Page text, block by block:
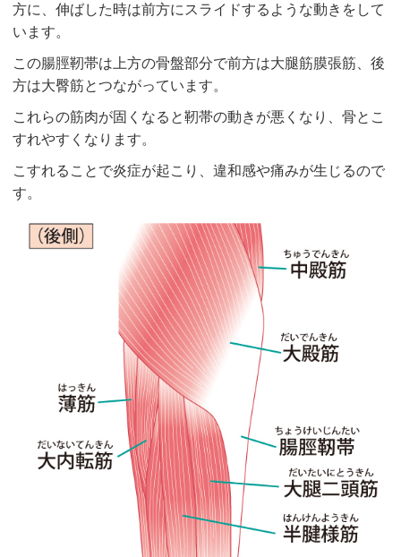
方に、伸ばした時は前方にスライドするような動きをして
います。
この腸脛靭帯は上方の骨盤部分で前方は大腿筋膜張筋、後
方は大臀筋とつながっています。
これらの筋肉が固くなると靭帯の動きが悪くなり、骨とこ
すれやすくなります。
こすれることで炎症が起こり、違和感や痛みが生じるので
す。